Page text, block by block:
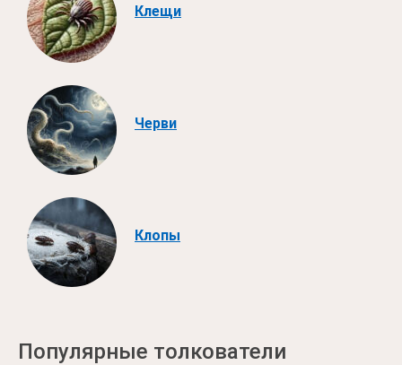
Клещи
Черви
Клопы
Популярные толкователи